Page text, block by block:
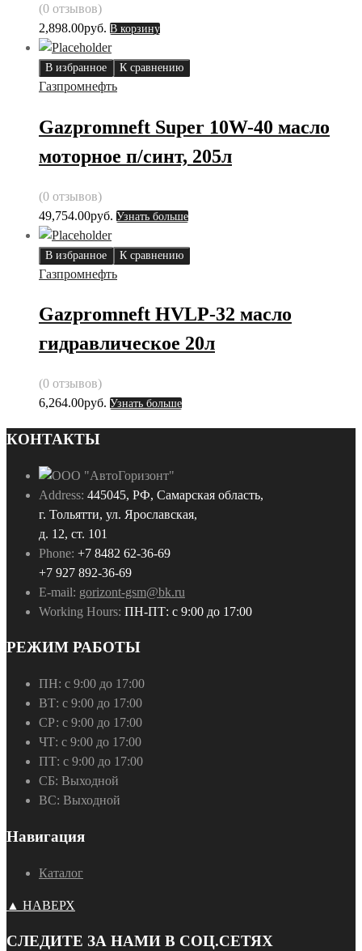
(0 отзывов)
2,898.00руб. В корзину
В избранное К сравнению
Газпромнефть
Gazpromneft Super 10W-40 масло
моторное п/синт, 205л
(0 отзывов)
49,754.00руб. Узнать больше
В избранное К сравнению
Газпромнефть
Gazpromneft HVLP-32 масло
гидравлическое 20л
(0 отзывов)
6,264.00руб. Узнать больше
КОНТАКТЫ
Address: 445045, РФ, Самарская область,
г. Тольятти, ул. Ярославская,
д. 12, ст. 101
Phone: +7 8482 62-36-69
+7 927 892-36-69
E-mail: gorizont-gsm@bk.ru
Working Hours: ПН-ПТ: с 9:00 до 17:00
РЕЖИМ РАБОТЫ
ПН: с 9:00 до 17:00
ВТ: с 9:00 до 17:00
СР: с 9:00 до 17:00
ЧТ: с 9:00 до 17:00
ПТ: с 9:00 до 17:00
СБ: Выходной
ВС: Выходной
Навигация
Каталог
▲ НАВЕРХ
СЛЕДИТЕ ЗА НАМИ В СОЦ.СЕТЯХ